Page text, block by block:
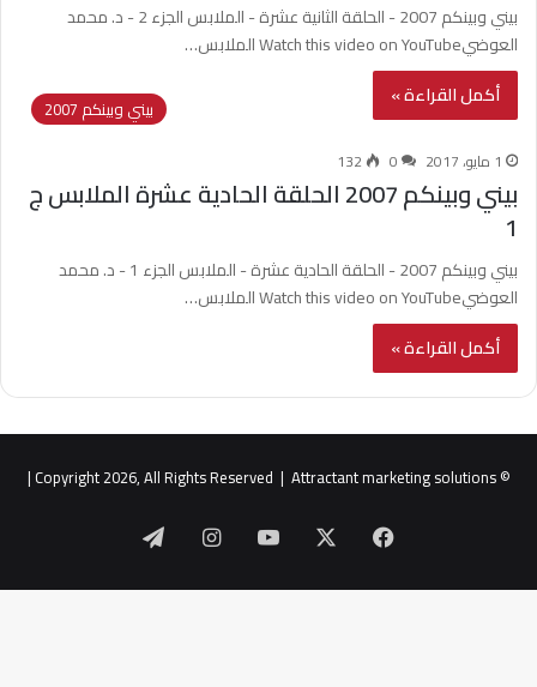
بيني وبينكم 2007 - الحلقة الثانية عشرة - الملابس الجزء 2 - د. محمد
العوضيWatch this video on YouTube الملابس…
أكمل القراءة »
بيني وبينكم 2007
1 مايو، 2017 0
132
بيني وبينكم 2007 الحلقة الحادية عشرة الملابس ج
1
بيني وبينكم 2007 - الحلقة الحادية عشرة - الملابس الجزء 1 - د. محمد
العوضيWatch this video on YouTube الملابس…
أكمل القراءة »
© Copyright 2026, All Rights Reserved |
Attractant marketing solutions
|
فيسبوك ‫YouTube انستقرام